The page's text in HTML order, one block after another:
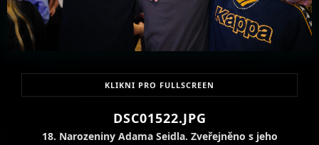
KLIKNI PRO FULLSCREEN
DSC01522.JPG
18. Narozeniny Adama Seidla. Zveřejněno s jeho